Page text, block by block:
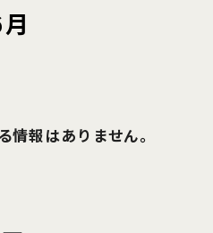
情報はありません。